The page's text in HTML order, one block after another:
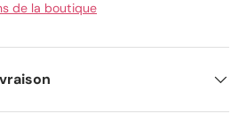
de la boutique